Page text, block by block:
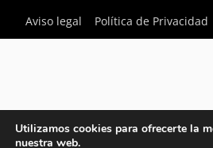
Aviso legal
Política de Privacidad
Utilizamos cookies para ofrecerte la
nuestra web.